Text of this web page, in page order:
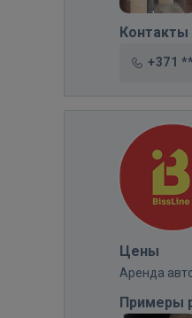
Контакты
+371
Цены
Аренда
Примеры